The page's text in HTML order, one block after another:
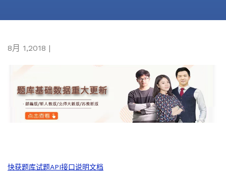
8月 1,2018 |
快获题库试题API接口说明文档